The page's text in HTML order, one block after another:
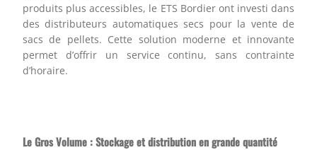
produits plus accessibles, le ETS Bordier ont investi dans
des distributeurs automatiques secs pour la vente de
sacs de pellets. Cette solution moderne et innovante
permet d’offrir un service continu, sans contrainte
d’horaire.
Le Gros Volume : Stockage et distribution en grande quantité